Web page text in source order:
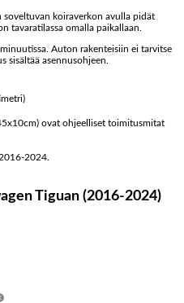
koiraverkon avulla pidät
tavaratilassa omalla paikallaan.
Auton rakenteisiin ei tarvitse
sisältää asennusohjeen.
ovat ohjeelliset toimitusmitat
2024.
Tiguan (2016-2024)